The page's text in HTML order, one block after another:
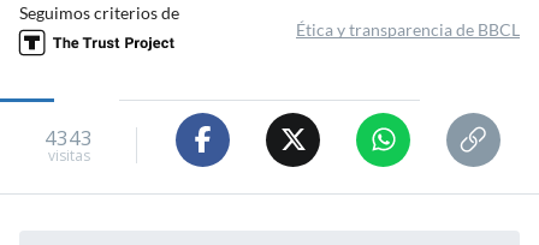
Seguimos criterios de
Ética y transparencia de BBCL
4343
visitas